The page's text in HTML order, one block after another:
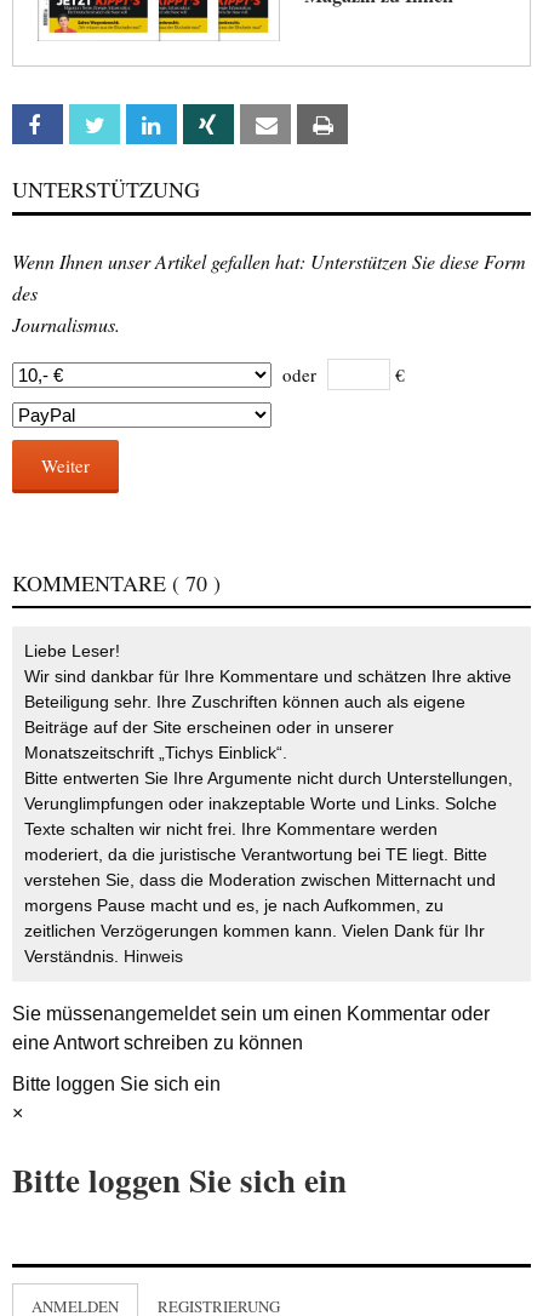
Facebook Twitter Linkedin Xing Email
UNTERSTÜTZUNG
Wenn Ihnen unser Artikel gefallen hat: Unterstützen Sie diese Form
des
Journalismus.
oder €
Weiter
KOMMENTARE ( 70 )
Liebe Leser!
Wir sind dankbar für Ihre Kommentare und schätzen Ihre aktive
Beteiligung sehr. Ihre Zuschriften können auch als eigene
Beiträge auf der Site erscheinen oder in unserer
Monatszeitschrift „Tichys Einblick“.
Bitte entwerten Sie Ihre Argumente nicht durch Unterstellungen,
Verunglimpfungen oder inakzeptable Worte und Links. Solche
Texte schalten wir nicht frei. Ihre Kommentare werden
moderiert, da die juristische Verantwortung bei TE liegt. Bitte
verstehen Sie, dass die Moderation zwischen Mitternacht und
morgens Pause macht und es, je nach Aufkommen, zu
zeitlichen Verzögerungen kommen kann. Vielen Dank für Ihr
Verständnis. Hinweis
Sie müssenangemeldetsein um einen Kommentar oder
eine Antwort schreiben zu können
Bitte loggen Sie sich ein
×
Bitte loggen Sie sich ein
ANMELDEN REGISTRIERUNG